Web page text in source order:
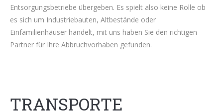
Entsorgungsbetriebe übergeben. Es spielt also keine Rolle ob
es sich um Industriebauten, Altbestände oder
Einfamilienhäuser handelt, mit uns haben Sie den richtigen
Partner für Ihre Abbruchvorhaben gefunden.
TRANSPORTE